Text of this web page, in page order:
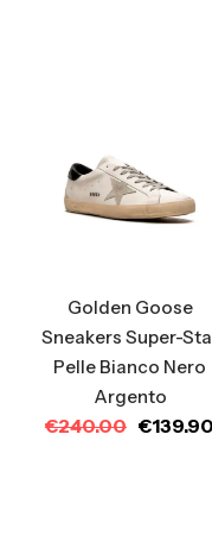
Golden Goose
Sneakers Super-
Pelle Bianco Nero
Argento
€240.00 €139.90